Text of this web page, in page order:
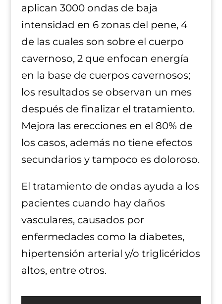
aplican 3000 ondas de baja
intensidad en 6 zonas del pene, 4
de las cuales son sobre el cuerpo
cavernoso, 2 que enfocan energía
en la base de cuerpos cavernosos;
los resultados se observan un mes
después de finalizar el tratamiento.
Mejora las erecciones en el 80% de
los casos, además no tiene efectos
secundarios y tampoco es doloroso.
El tratamiento de ondas ayuda a los
pacientes cuando hay daños
vasculares, causados por
enfermedades como la diabetes,
hipertensión arterial y/o triglicéridos
altos, entre otros.